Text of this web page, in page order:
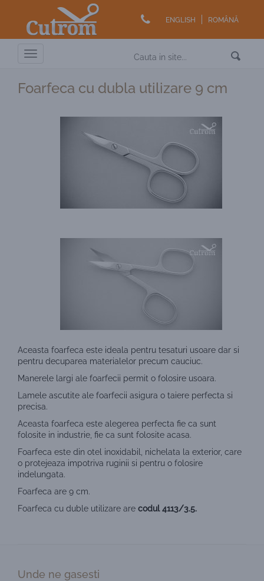
ENGLISH ROMÂNĂ
Toggle
Foarfeca cu dubla utilizare 9 cm
Aceasta foarfeca este ideala pentru tesaturi usoare dar si
pentru decuparea materialelor precum cauciuc.
Manerele largi ale foarfecii permit o folosire usoara.
Lamele ascutite ale foarfecii asigura o taiere perfecta si
precisa.
Aceasta foarfeca este alegerea perfecta fie ca sunt
folosite in industrie, fie ca sunt folosite acasa.
Foarfeca este din otel inoxidabil, nichelata la exterior, care
o protejeaza impotriva ruginii si pentru o folosire
indelungata.
Foarfeca are 9 cm.
Foarfeca cu duble utilizare are codul 4113/3.5.
Unde ne gasesti